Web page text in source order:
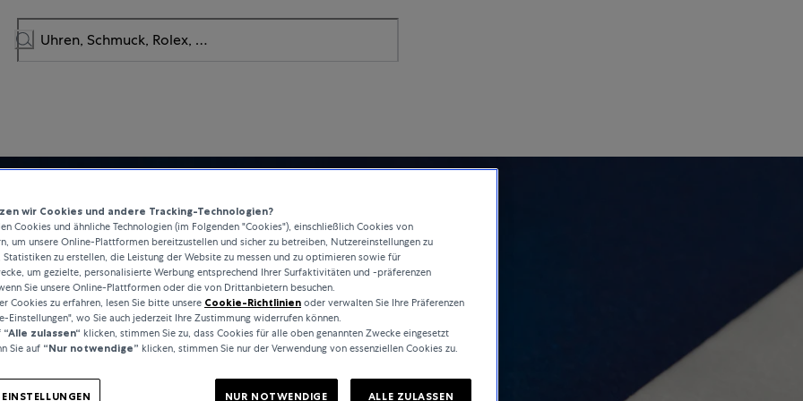
wir Cookies und andere Tracking-Technologien?
Cookies und ähnliche Technologien (im Folgenden "Cookies"), einschließlich Cookies von
um unsere Online-Plattformen bereitzustellen und sicher zu betreiben, Nutzereinstellungen zu
Statistiken zu erstellen, die Leistung der Website zu messen und zu optimieren sowie für
um gezielte, personalisierte Werbung entsprechend Ihrer Surfaktivitäten und -präferenzen
Sie unsere Online-Plattformen oder die von Drittanbietern besuchen.
Cookies zu erfahren, lesen Sie bitte unsere Cookie-Richtlinien oder verwalten Sie Ihre Präferenzen
Einstellungen", wo Sie auch jederzeit Ihre Zustimmung widerrufen können.
“Alle zulassen“ klicken, stimmen Sie zu, dass Cookies für alle oben genannten Zwecke eingesetzt
Sie auf “Nur notwendige” klicken, stimmen Sie nur der Verwendung von essenziellen Cookies zu.
NUR NOTWENDIGE ALLE ZULASSEN